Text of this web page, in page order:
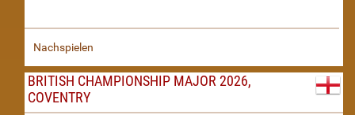
Nachspielen
BRITISH CHAMPIONSHIP MAJOR 2026,
COVENTRY